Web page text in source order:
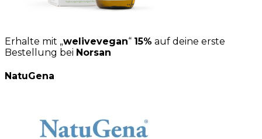
Erhalte mit „welivevegan“ 15% auf deine erste
Bestellung bei Norsan
NatuGena